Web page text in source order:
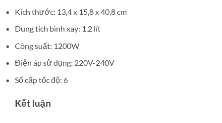
Kích thước: 13,4 x 15,8 x 40,8 cm
Dung tích bình xay: 1.2 lít
Công suất: 1200W
Điện áp sử dụng: 220V-240V
Số cấp tốc độ: 6
Kết luận